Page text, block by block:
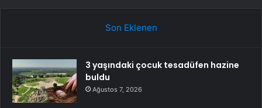
Son Eklenen
3 yaşındaki çocuk tesadüfen hazine
buldu
Ağustos 7, 2026